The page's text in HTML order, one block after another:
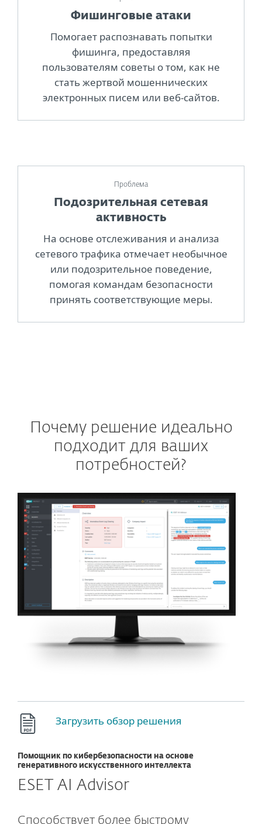
Фишинговые атаки
Помогает распознавать попытки
фишинга, предоставляя
пользователям советы о том, как не
стать жертвой мошеннических
электронных писем или веб-сайтов.
Проблема
Подозрительная сетевая
активность
На основе отслеживания и анализа
сетевого трафика отмечает необычное
или подозрительное поведение,
помогая командам безопасности
принять соответствующие меры.
Почему решение идеально
подходит для ваших
потребностей?
Загрузить обзор решения
Помощник по кибербезопасности на основе
генеративного искусственного интеллекта
ESET AI Advisor
Способствует более быстрому